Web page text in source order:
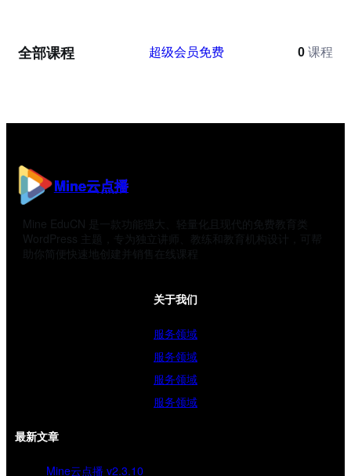
全部课程 超级会员免费 0 课程
Mine云点播
Mine EduCN 是一款功能强大、轻量化且现代的免费教育类
WordPress 主题，专为独立讲师、教练和教育机构设计，可帮
助你简便快速地创建并销售在线课程
关于我们
服务领域
服务领域
服务领域
服务领域
最新文章
Mine云点播 v2.3.10